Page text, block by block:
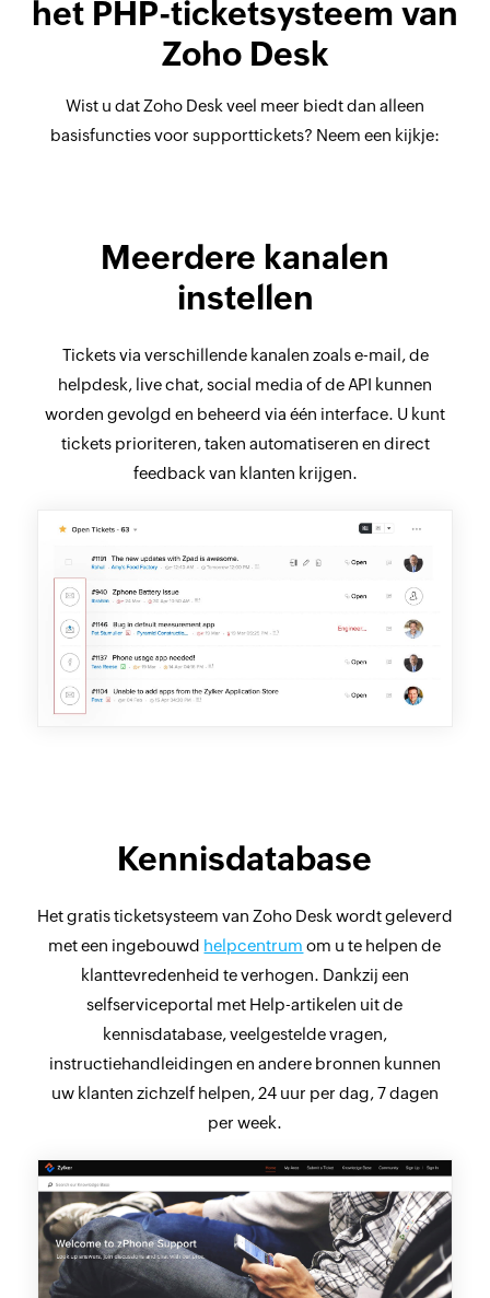
het PHP-ticketsysteem van
Zoho Desk
Wist u dat Zoho Desk veel meer biedt dan alleen
basisfuncties voor supporttickets? Neem een kijkje:
Meerdere kanalen
instellen
Tickets via verschillende kanalen zoals e-mail, de
helpdesk, live chat, social media of de API kunnen
worden gevolgd en beheerd via één interface. U kunt
tickets prioriteren, taken automatiseren en direct
feedback van klanten krijgen.
Kennisdatabase
Het gratis ticketsysteem van Zoho Desk wordt geleverd
met een ingebouwd helpcentrum om u te helpen de
klanttevredenheid te verhogen. Dankzij een
selfserviceportal met Help-artikelen uit de
kennisdatabase, veelgestelde vragen,
instructiehandleidingen en andere bronnen kunnen
uw klanten zichzelf helpen, 24 uur per dag, 7 dagen
per week.